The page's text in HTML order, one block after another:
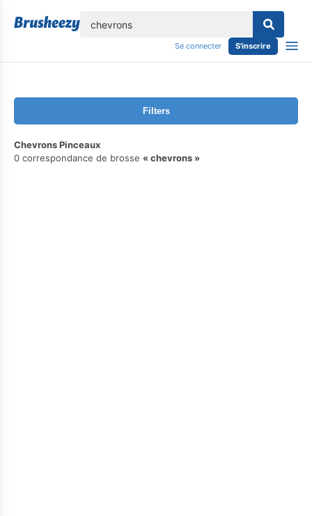
Se connecter S'inscrire
Filters
Chevrons Pinceaux
0 correspondance de brosse
chevrons